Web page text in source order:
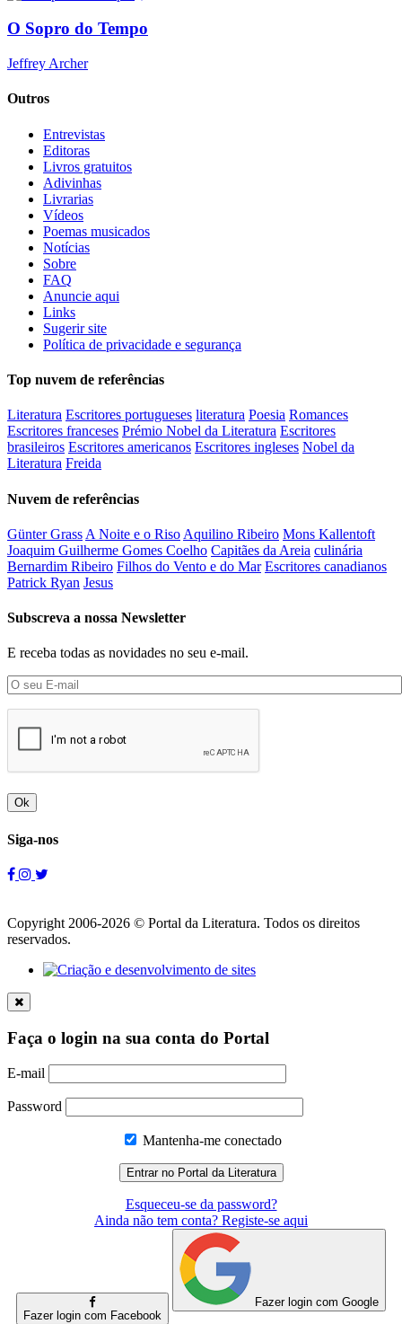
O Sopro do Tempo
Jeffrey Archer
Outros
Entrevistas
Editoras
Livros gratuitos
Adivinhas
Livrarias
Vídeos
Poemas musicados
Notícias
Sobre
FAQ
Anuncie aqui
Links
Sugerir site
Política de privacidade e segurança
Top nuvem de referências
Literatura Escritores portugueses literatura Poesia Romances
Escritores franceses Prémio Nobel da Literatura Escritores
brasileiros Escritores americanos Escritores ingleses Nobel da
Literatura Freida
Nuvem de referências
Günter Grass A Noite e o Riso Aquilino Ribeiro Mons Kallentoft
Joaquim Guilherme Gomes Coelho Capitães da Areia culinária
Bernardim Ribeiro Filhos do Vento e do Mar Escritores canadianos
Patrick Ryan Jesus
Subscreva a nossa Newsletter
E receba todas as novidades no seu e-mail.
Ok
Siga-nos
Copyright 2006-2026 © Portal da Literatura. Todos os direitos
reservados.
Faça o login na sua conta do Portal
E-mail
Password
Mantenha-me conectado
Esqueceu-se da password?
Ainda não tem conta? Registe-se aqui
Fazer login com Facebook
Fazer login com Google